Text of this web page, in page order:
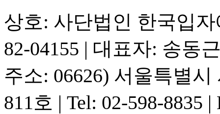
상호: 사단법인 한국입
82-04155 | 대표자: 송동
주소: 06626) 서울특별
811호 | Tel: 02-598-8835 |